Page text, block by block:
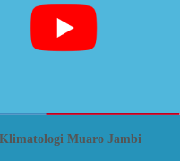
Muaro Jambi